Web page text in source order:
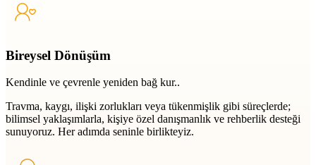
Bireysel Dönüşüm
Kendinle ve çevrenle yeniden bağ kur..
Travma, kaygı, ilişki zorlukları veya tükenmişlik gibi süreçlerde;
bilimsel yaklaşımlarla, kişiye özel danışmanlık ve rehberlik desteği
sunuyoruz. Her adımda seninle birlikteyiz.